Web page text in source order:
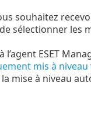
souhaitez
sélectionner les
ESET
mis à niveau
à niveau